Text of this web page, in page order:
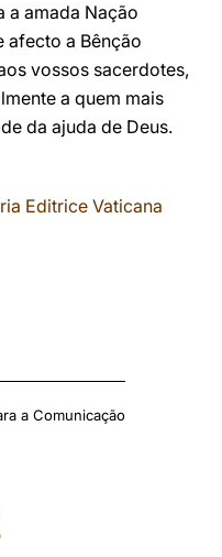
a amada Nação
afecto a Bênção
vossos sacerdotes,
a quem mais
da ajuda de Deus.
Editrice Vaticana
a Comunicação